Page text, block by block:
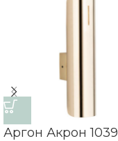
Аргон Акрон 1039